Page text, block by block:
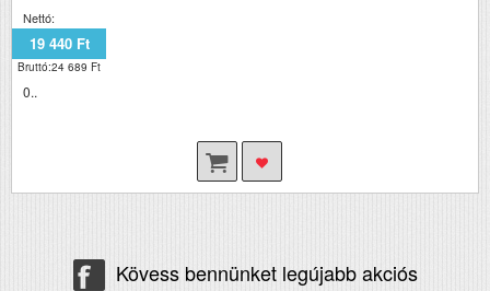
Nettó:
19 440 Ft
Bruttó:24 689 Ft
0..
Kövess bennünket legújabb akciós